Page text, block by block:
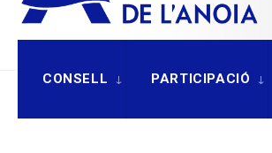
CONSELL PARTICIPACIÓ